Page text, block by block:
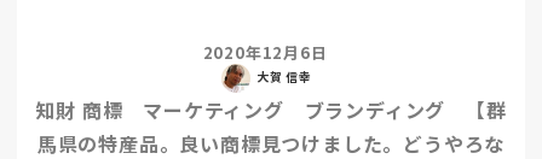
知財 商標 マーケティング ブランディング 【群
馬県の特産品。良い商標見つけました。どうやろな
大賀 信幸
2020年12月6日